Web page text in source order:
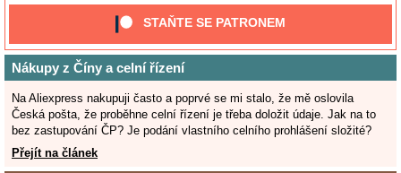
STAŇTE SE PATRONEM
Nákupy z Číny a celní řízení
Na Aliexpress nakupuji často a poprvé se mi stalo, že mě oslovila
Česká pošta, že proběhne celní řízení je třeba doložit údaje. Jak na to
bez zastupování ČP? Je podání vlastního celního prohlášení složité?
Přejít na článek